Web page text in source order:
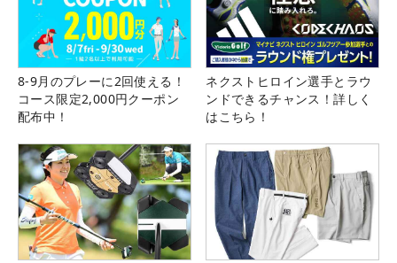
8-9月のプレーに2回使える！
コース限定2,000円クーポン
配布中！
ネクストヒロイン選手とラウ
ンドできるチャンス！詳しく
はこちら！